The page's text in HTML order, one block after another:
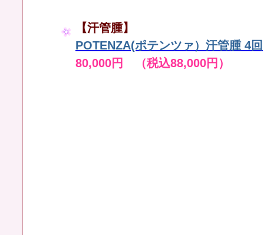
【汗管腫】
POTENZA(ポテンツァ）汗管腫 4回
80,000円 （税込88,000円）